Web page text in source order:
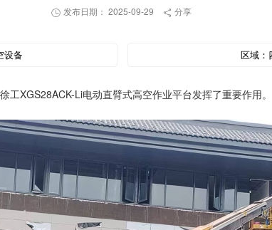
 发布日期： 2025-09-29  分享
设备 区域：
XGS28ACK-Li电动直臂式高空作业平台发挥了重要作用。